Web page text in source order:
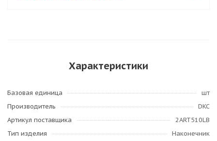
Характеристики
Базовая единица
шт
Производитель
DKC
Артикул поставщика
2ART510LB
Тип изделия
Наконечник